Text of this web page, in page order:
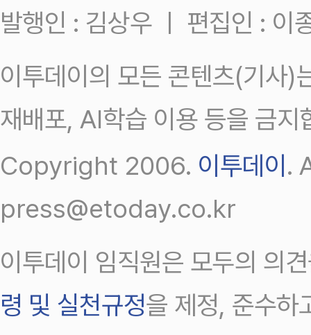
발행인 : 김상우 ㅣ 편집인 : 이
이투데이의 모든 콘텐츠(기사)
재배포, AI학습 이용 등을 금지
Copyright 2006. 이투데이.
press@etoday.co.kr
이투데이 임직원은 모두의 의
령 및 실천규정을 제정, 준수하